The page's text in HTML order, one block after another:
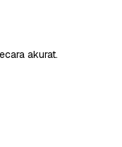
akurat.